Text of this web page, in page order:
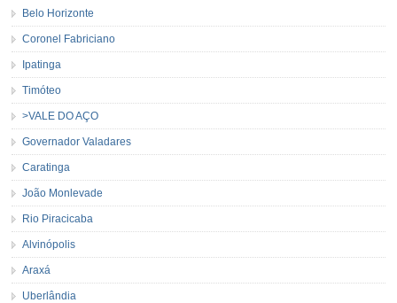
Belo Horizonte
Coronel Fabriciano
Ipatinga
Timóteo
>VALE DO AÇO
Governador Valadares
Caratinga
João Monlevade
Rio Piracicaba
Alvinópolis
Araxá
Uberlândia